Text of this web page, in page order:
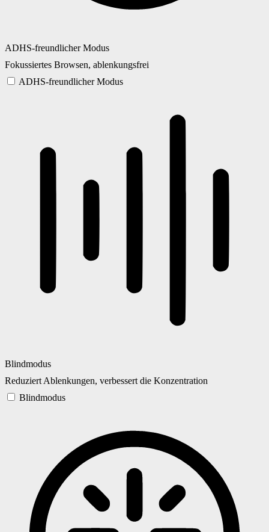
ADHS-freundlicher Modus
Fokussiertes Browsen, ablenkungsfrei
ADHS-freundlicher Modus
Blindmodus
Reduziert Ablenkungen, verbessert die Konzentration
Blindmodus